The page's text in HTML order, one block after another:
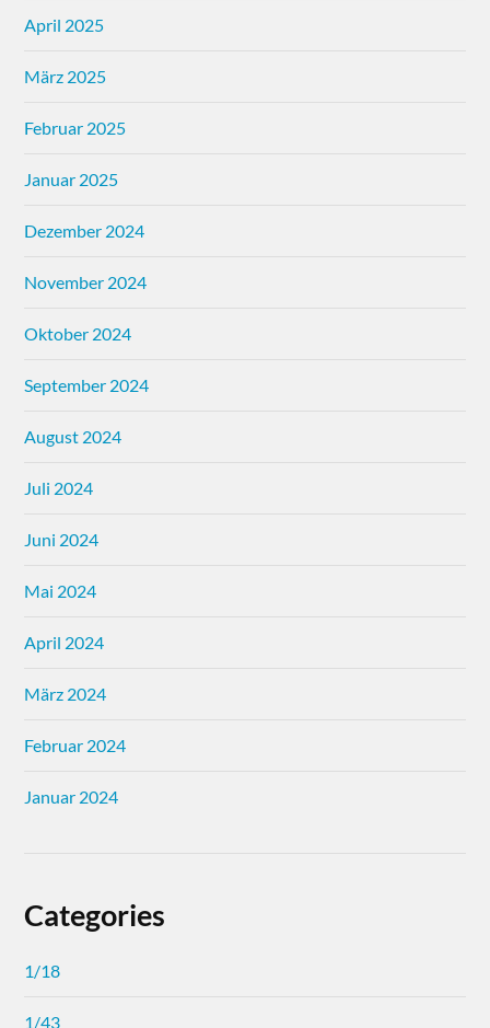
April 2025
März 2025
Februar 2025
Januar 2025
Dezember 2024
November 2024
Oktober 2024
September 2024
August 2024
Juli 2024
Juni 2024
Mai 2024
April 2024
März 2024
Februar 2024
Januar 2024
Categories
1/18
1/43